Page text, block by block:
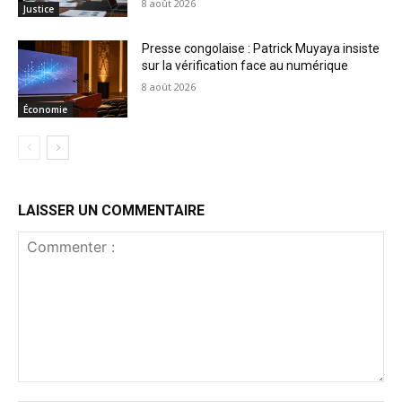
Justice 8 août 2026
Économie
Presse congolaise : Patrick Muyaya insiste
sur la vérification face au numérique
8 août 2026
LAISSER UN COMMENTAIRE